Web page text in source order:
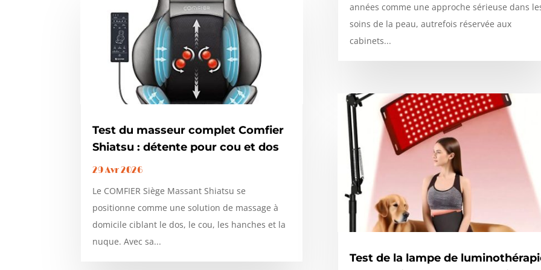
Test du masseur complet Comfier
Shiatsu : détente pour cou et dos
29 Avr 2026
Le COMFIER Siège Massant Shiatsu se
positionne comme une solution de massage à
domicile ciblant le dos, le cou, les hanches et la
nuque. Avec sa...
années comme une approche sérieuse dans
soins de la peau, autrefois réservée aux
cabinets...
Test de la lampe de